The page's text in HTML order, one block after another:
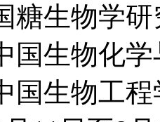
糖生物学
国生物化
国生物工